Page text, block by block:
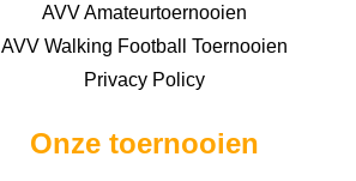
AVV Amateurtoernooien
AVV Walking Football Toernooien
Privacy Policy
Onze toernooien